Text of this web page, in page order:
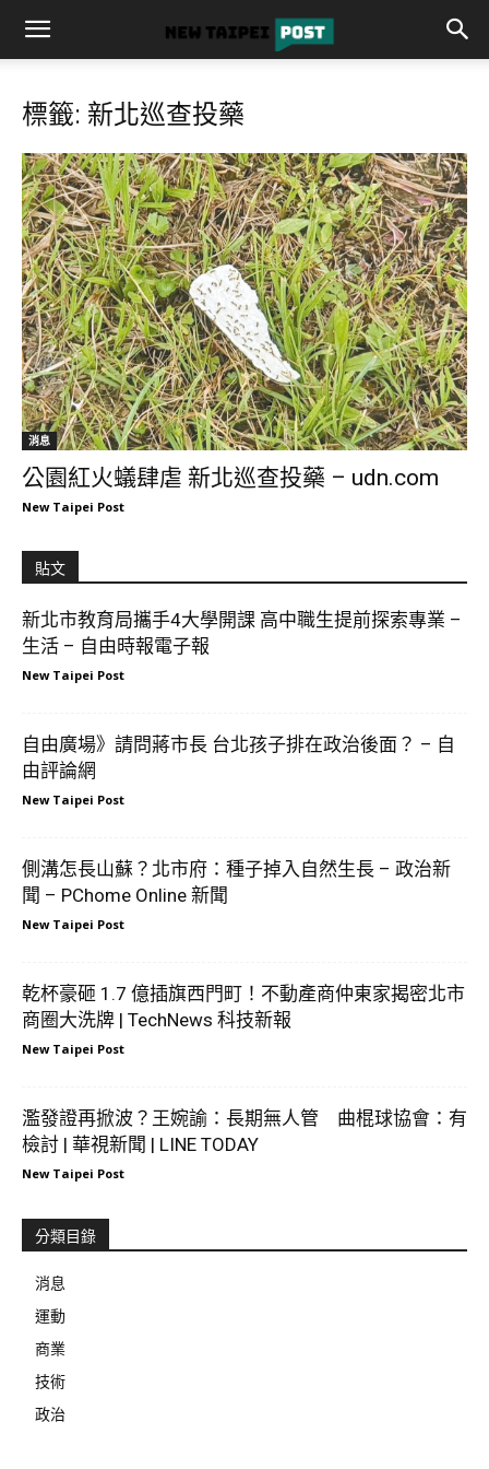
標籤: 新北巡查投藥
消息
公園紅火蟻肆虐 新北巡查投藥 – udn.com
New Taipei Post
貼文
新北市教育局攜手4大學開課 高中職生提前探索專業 –
生活 – 自由時報電子報
New Taipei Post
自由廣場》請問蔣市長 台北孩子排在政治後面？ – 自
由評論網
New Taipei Post
側溝怎長山蘇？北市府：種子掉入自然生長 – 政治新
聞 – PChome Online 新聞
New Taipei Post
乾杯豪砸 1.7 億插旗西門町！不動產商仲東家揭密北市
商圈大洗牌 | TechNews 科技新報
New Taipei Post
濫發證再掀波？王婉諭：長期無人管 曲棍球協會：有
檢討 | 華視新聞 | LINE TODAY
New Taipei Post
分類目錄
消息
運動
商業
技術
政治